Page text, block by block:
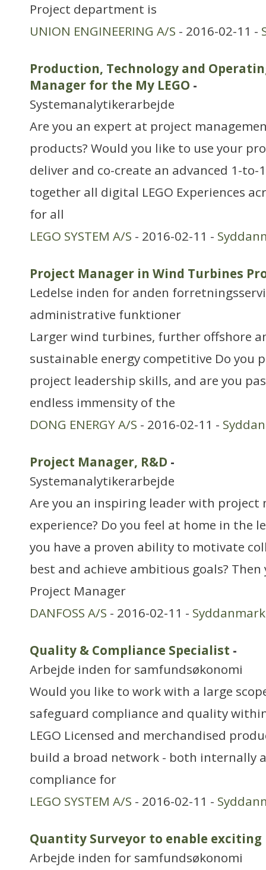
Project department is
UNION ENGINEERING A/S - 2016-02-11 -
Production, Technology and
Manager for the My LEGO -
Systemanalytikerarbejde
Are you an expert at project
products? Would you like to use your
deliver and co-create an advanced 1-
together all digital LEGO Experiences
for all
LEGO SYSTEM A/S - 2016-02-11 -
Project Manager in Wind Turbines
Ledelse inden for anden
administrative funktioner
Larger wind turbines, further offshore
sustainable energy competitive Do you
project leadership skills, and are you
endless immensity of the
DONG ENERGY A/S - 2016-02-11 -
Project Manager, R&D -
Systemanalytikerarbejde
Are you an inspiring leader with project
experience? Do you feel at home in the
you have a proven ability to motivate
best and achieve ambitious goals?
Project Manager
DANFOSS A/S - 2016-02-11 - Syddanmark
Quality & Compliance Specialist -
Arbejde inden for samfundsøkonomi
Would you like to work with a large
safeguard compliance and quality
LEGO Licensed and merchandised
build a broad network - both internally
compliance for
LEGO SYSTEM A/S - 2016-02-11 -
Quantity Surveyor to enable
Arbejde inden for samfundsøkonomi